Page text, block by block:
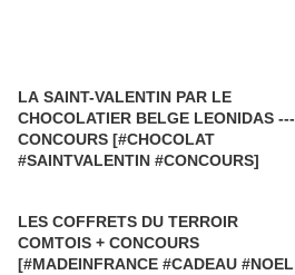
LA SAINT-VALENTIN PAR LE
CHOCOLATIER BELGE LEONIDAS ---
CONCOURS [#CHOCOLAT
#SAINTVALENTIN #CONCOURS]
LES COFFRETS DU TERROIR
COMTOIS + CONCOURS
[#MADEINFRANCE #CADEAU #NOEL